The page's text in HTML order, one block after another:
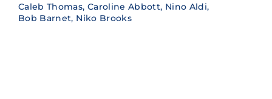
Caleb Thomas, Caroline Abbott, Nino Aldi,
Bob Barnet, Niko Brooks